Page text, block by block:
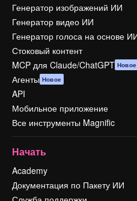
Генератор изображений ИИ
Генератор видео ИИ
Генератор голоса на основе
Стоковый контент
MCP для Claude/ChatGPT Новое
Агенты Новое
API
Мобильное приложение
Все инструменты Magnific
Начать
Academy
Документация по Пакету ИИ